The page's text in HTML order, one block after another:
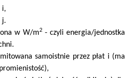
i,
j.
w W/m2- czyli energia/jednostka
samoistnie przez płat i (ma